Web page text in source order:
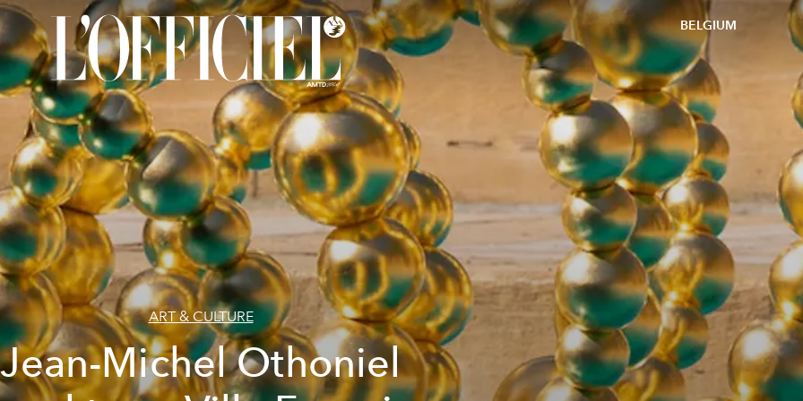
BELGIUM
ART & CULTURE
Jean-Michel Othoniel